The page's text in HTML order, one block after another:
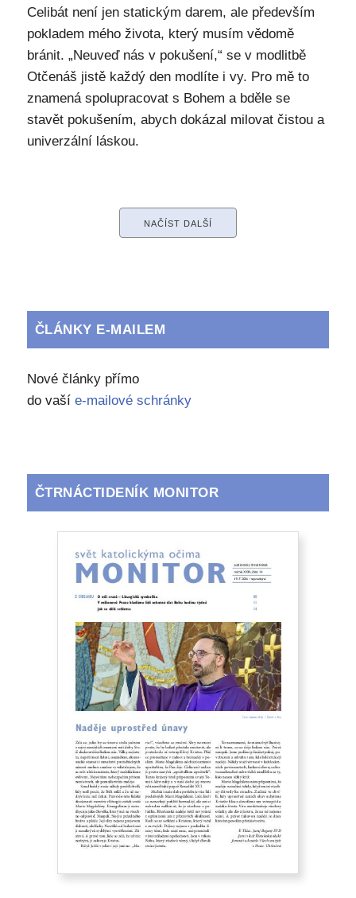
Celibát není jen statickým darem, ale především
pokladem mého života, který musím vědomě
bránit. „Neuveď nás v pokušení,“ se v modlitbě
Otčenáš jistě každý den modlíte i vy. Pro mě to
znamená spolupracovat s Bohem a bděle se
stavět pokušením, abych dokázal milovat čistou a
univerzální láskou.
NAČÍST DALŠÍ
ČLÁNKY E-MAILEM
Nové články přímo
do vaší e-mailové schránky
ČTRNÁCTIDENÍK MONITOR